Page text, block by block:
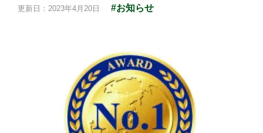
更新日：2023年4月20日 #お知らせ